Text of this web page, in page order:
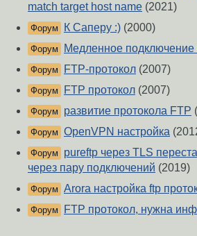
match target host name (2021)
Форум К Саперу :) (2000)
Форум Медленное подключение
Форум FTP-протокол (2007)
Форум FTP протокол (2007)
Форум развитие протокола FTP
Форум OpenVPN настройка
Форум
pureftp через TLS
через пару подключений (2019)
Форум Arora настройка ftp
Форум FTP протокол, нужна